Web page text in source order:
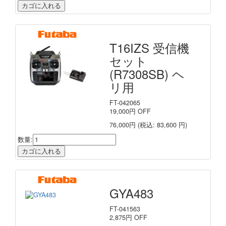
T16IZS 受信機
セット
(R7308SB) ヘ
リ用
FT-042065
19,000円 OFF
76,000円 (税込: 83,600 円)
数量:
GYA483
FT-041563
2,875円 OFF